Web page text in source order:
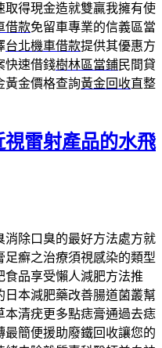
取得現金造就雙贏我擁有使
借款免留車專業的信義區當
台北機車借款提供其優惠方
快速借錢樹林區當鋪民間貸
黃金價格查詢黃金回收直整
雷射產品的水飛
消除口臭的最好方法處方就
癬之治療須視感染的類型
食品享受懶人減肥方法推
日本減肥藥改善腸道菌叢幫
本清疣更多點痣膏通過去痣
簡便援助廢鐵回收讓您的